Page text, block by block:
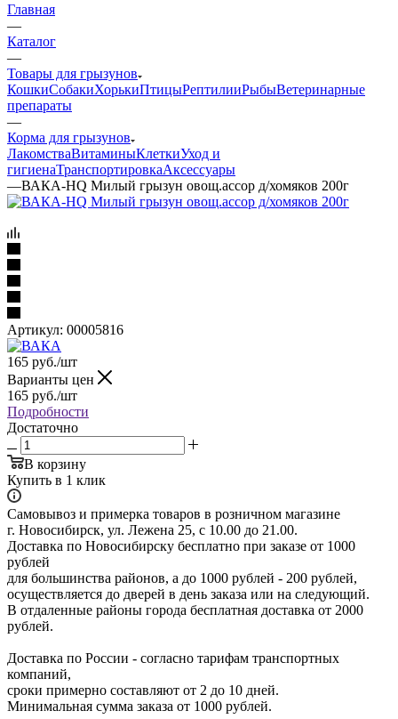
Главная
—
Каталог
—
Товары для грызунов
КошкиСобакиХорькиПтицыРептилииРыбыВетеринарные
препараты
—
Корма для грызунов
ЛакомстваВитаминыКлеткиУход и
гигиенаТранспортировкаАксессуары
—ВАКА-HQ Милый грызун овощ.ассор д/хомяков 200г
Артикул: 00005816
165 руб./шт
Варианты цен
165 руб./шт
Подробности
Достаточно
В корзину
Купить в 1 клик
Самовывоз и примерка товаров в розничном магазине
г. Новосибирск, ул. Лежена 25, с 10.00 до 21.00.
Доставка по Новосибирску бесплатно при заказе от 1000
рублей
для большинства районов, а до 1000 рублей - 200 рублей,
осуществляется до дверей в день заказа или на следующий.
В отдаленные районы города бесплатная доставка от 2000
рублей.
Доставка по России - согласно тарифам транспортных
компаний,
сроки примерно составляют от 2 до 10 дней.
Минимальная сумма заказа от 1000 рублей.